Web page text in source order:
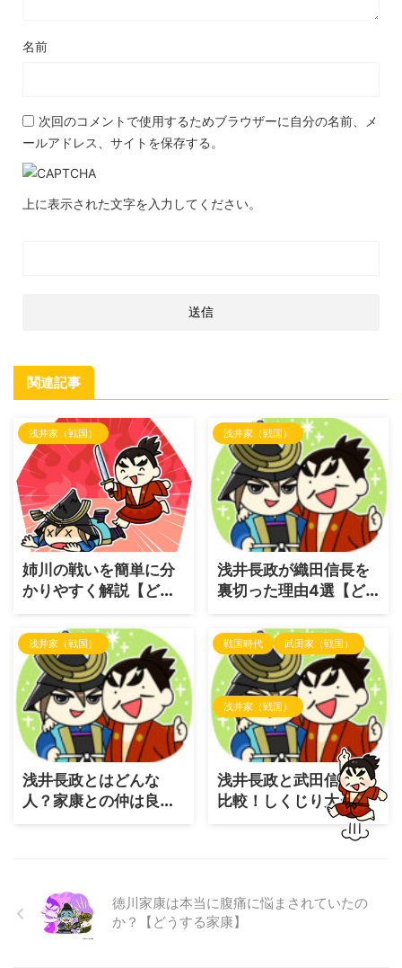
名前
次回のコメントで使用するためブラウザーに自分の名前、メ
ールアドレス、サイトを保存する。
上に表示された文字を入力してください。
関連記事
浅井家（戦国）
姉川の戦いを簡単に分
かりやすく解説【どう
する家康】
浅井家（戦国）
浅井長政が織田信長を
裏切った理由4選【ど
うする家康】
浅井家（戦国）
浅井長政とはどんな
人？家康との仲は良か
ったの？【どうする家
戦国時代 武田家（戦国）
浅井家（戦国）
浅井長政と武田信玄を
比較！しくじり大名は
武田信玄に勝っていた
徳川家康は本当に腹痛に悩まされていたの
か？【どうする家康】